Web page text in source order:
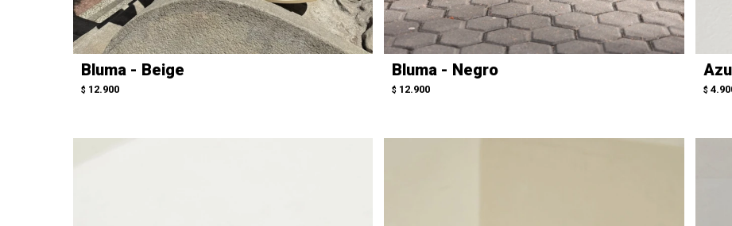
Bluma - Beige
$ 12.900
Bluma - Negro
$ 12.900 $